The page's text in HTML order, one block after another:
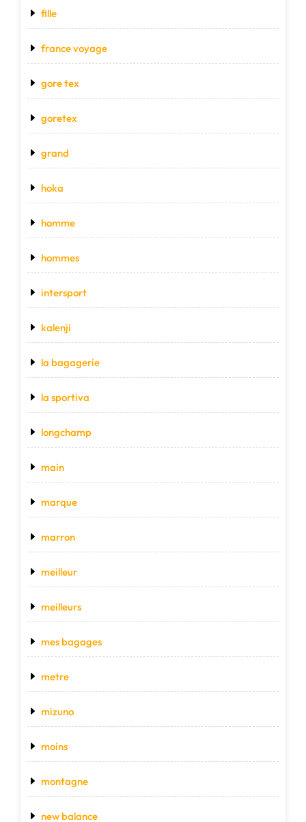
fille
france voyage
gore tex
goretex
grand
hoka
homme
hommes
intersport
kalenji
la bagagerie
la sportiva
longchamp
main
marque
marron
meilleur
meilleurs
mes bagages
metre
mizuno
moins
montagne
new balance